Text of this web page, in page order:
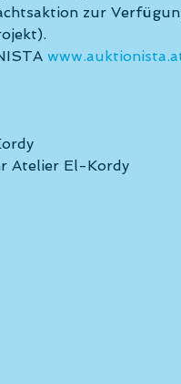
zur
Atelier El-Kordy